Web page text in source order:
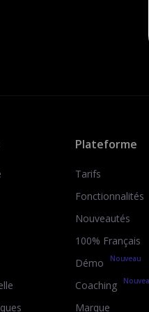
Plateforme
Tarifs
Fonctionnalités
Nouveautés
100% Français
Démo
Nouveau
Coaching
Marque